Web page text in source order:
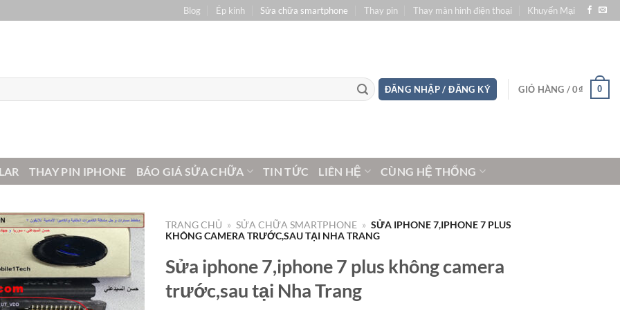
Blog Ép kính Sửa chữa smartphone Thay pin Thay màn hình điện thoại Khuyến Mại
ĐĂNG NHẬP / ĐĂNG KÝ GIỎ HÀNG /0₫ 0
THAY PIN IPHONE BÁO GIÁ SỬA CHỮA TIN TỨC LIÊN HỆ CÙNG HỆ THỐNG
TRANG CHỦ » SỬA CHỮA SMARTPHONE » SỬA IPHONE 7,IPHONE 7 PLUS
KHÔNG CAMERA TRƯỚC,SAU TẠI NHA TRANG
Sửa iphone 7,iphone 7 plus không camera
trước,sau tại Nha Trang